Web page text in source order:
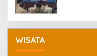
WISATA